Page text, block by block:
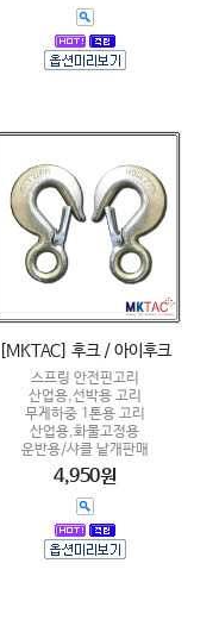
[MKTAC] 후크 / 아이후크
스프링 안전핀고리
산업용,선박용 고리
무게하중 1톤용 고리
산업용,화물고정용
운반용/샤클 낱개판매
4,950원